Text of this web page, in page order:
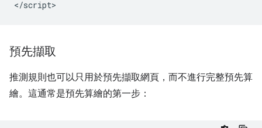
預先擷取
推測規則也可以只用於預先擷取網頁，而不進行完整預先算
繪。這通常是預先算繪的第一步：